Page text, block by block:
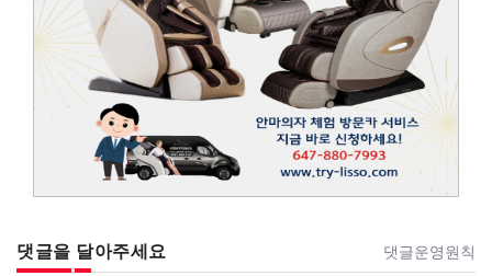
댓글을 달아주세요 댓글운영원칙